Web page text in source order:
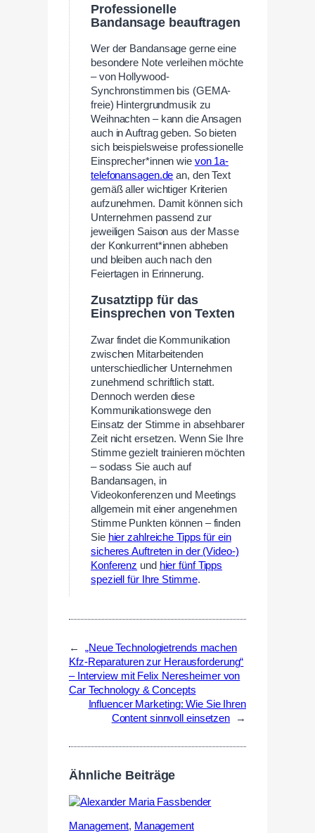
Professionelle
Bandansage beauftragen
Wer der Bandansage gerne eine
besondere Note verleihen möchte
– von Hollywood-
Synchronstimmen bis (GEMA-
freie) Hintergrundmusik zu
Weihnachten – kann die Ansagen
auch in Auftrag geben. So bieten
sich beispielsweise professionelle
Einsprecher*innen wie von 1a-
telefonansagen.de an, den Text
gemäß aller wichtiger Kriterien
aufzunehmen. Damit können sich
Unternehmen passend zur
jeweiligen Saison aus der Masse
der Konkurrent*innen abheben
und bleiben auch nach den
Feiertagen in Erinnerung.
Zusatztipp für das
Einsprechen von Texten
Zwar findet die Kommunikation
zwischen Mitarbeitenden
unterschiedlicher Unternehmen
zunehmend schriftlich statt.
Dennoch werden diese
Kommunikationswege den
Einsatz der Stimme in absehbarer
Zeit nicht ersetzen. Wenn Sie Ihre
Stimme gezielt trainieren möchten
– sodass Sie auch auf
Bandansagen, in
Videokonferenzen und Meetings
allgemein mit einer angenehmen
Stimme Punkten können – finden
Sie hier zahlreiche Tipps für ein
sicheres Auftreten in der (Video-)
Konferenz und hier fünf Tipps
speziell für Ihre Stimme.
←
„Neue Technologietrends machen
Kfz-Reparaturen zur Herausforderung“
– Interview mit Felix Neresheimer von
Car Technology & Concepts
Influencer Marketing: Wie Sie Ihren
Content sinnvoll einsetzen
→
Ähnliche Beiträge
Management, Management